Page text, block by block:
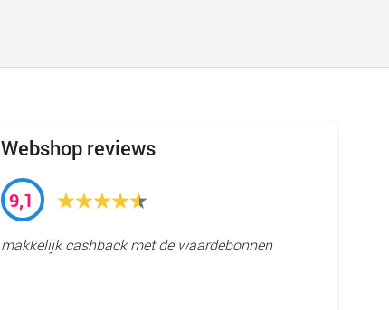
Webshop reviews
9,1
makkelijk cashback met de waardebonnen